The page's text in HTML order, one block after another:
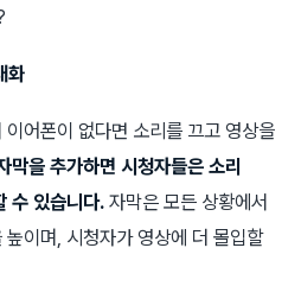
화
어폰이 없다면 소리를 끄고 영상을
막을 추가하면 시청자들은 소리
수 있습니다. 자막은 모든 상황에서
이며, 시청자가 영상에 더 몰입할